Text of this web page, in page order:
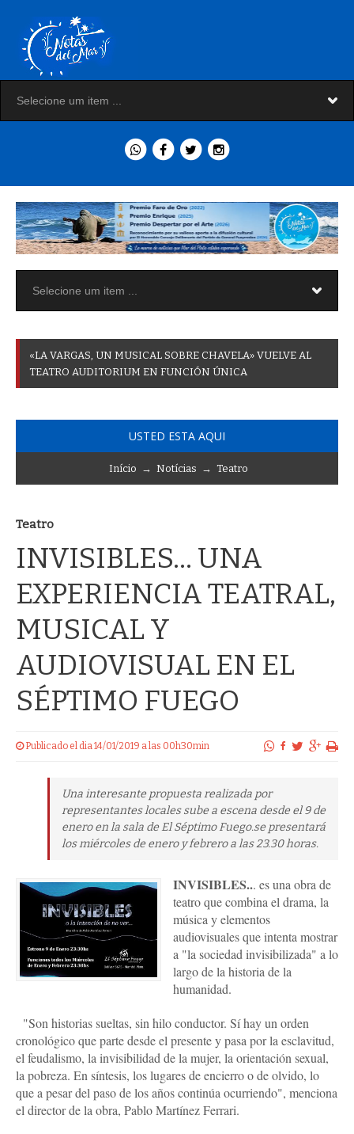
«LA VARGAS UN MUSICAL SOBRE CHAVELA» VUELVE AL
TEATRO AUDITORIUM EN FUNCIÓN ÚNICA
USTED ESTA AQUI
Início → Notícias → Teatro
Teatro
INVISIBLES... UNA
EXPERIENCIA TEATRAL,
MUSICAL Y
AUDIOVISUAL EN EL
SÉPTIMO FUEGO
Publicado el dia 14/01/2019 a las 00h30min
Una interesante propuesta realizada por
representantes locales sube a escena desde el 9 de
enero en la sala de El Séptimo Fuego.se presentará
los miércoles de enero y febrero a las 23.30 horas.
INVISIBLES... es una obra de
teatro que combina el drama, la
música y elementos
audiovisuales que intenta mostrar
a "la sociedad invisibilizada" a lo
largo de la historia de la
humanidad.
"Son historias sueltas, sin hilo conductor. Sí hay un orden
cronológico que parte desde el presente y pasa por la esclavitud,
el feudalismo, la invisibilidad de la mujer, la orientación sexual,
la pobreza. En síntesis, los lugares de encierro o de olvido, lo
que a pesar del paso de los años continúa ocurriendo", menciona
el director de la obra, Pablo Martínez Ferrari.